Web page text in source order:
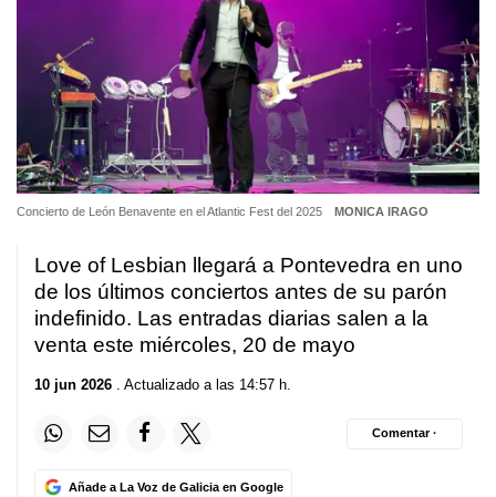
Concierto de León Benavente en el Atlantic Fest del 2025 MONICA IRAGO
Love of Lesbian llegará a Pontevedra en uno
de los últimos conciertos antes de su parón
indefinido. Las entradas diarias salen a la
venta este miércoles, 20 de mayo
10 jun 2026 . Actualizado a las 14:57 h.
Añade a La Voz de Galicia en Google
Comentar ·